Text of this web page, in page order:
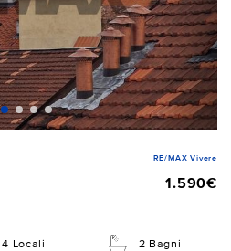
RE/MAX Vivere
1.590€
4 Locali 2 Bagni